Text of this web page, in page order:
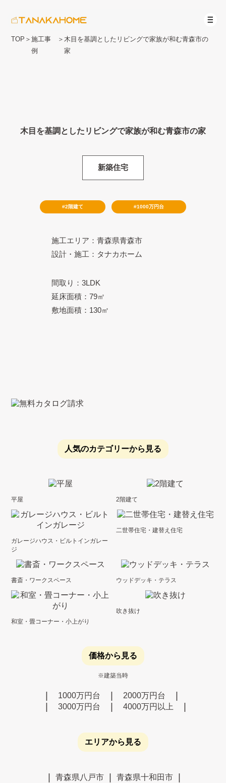
TOP ＞施工事
例
＞木目を基調としたリビングで家族が和む青森市の
家
木目を基調としたリビングで家族が和む青森市の家
新築住宅
2階建て 1000万円台
設計・施工：タナカホーム
施工エリア：青森県青森市
敷地面積：130㎡
延床面積：79㎡
間取り：3LDK
人気のカテゴリーから見る
平屋 2階建て
ガレージハウス・ビルトインガレー
ジ
二世帯住宅・建替え住宅
書斎・ワークスペース ウッドデッキ・テラス
和室・畳コーナー・小上がり
吹き抜け
価格から見る
※建築当時
1000万円台
2000万円台
3000万円台
4000万円以上
エリアから見る
青森県八戸市
青森県十和田市